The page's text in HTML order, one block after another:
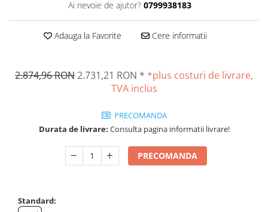
Placi etalon
Set suruburi otel
Instrumente optice
Adaptor camera microscop
Carcase si genti
Ai nevoie de ajutor? 0799938183
Adauga la Favorite Cere informatii
2.874,96 RON2.731,21 RON * *plus costuri de livrare,
TVA inclus
PRECOMANDA
Durata de livrare: Consulta pagina informatii livrare!
PRECOMANDA
Standard: